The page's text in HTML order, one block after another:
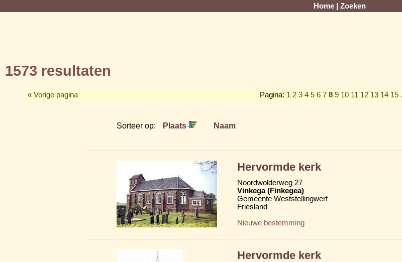
Home Zoeken
1573 resultaten
« Vorige pagina Pagina: 1 2 3 4 5 6 7 8 9 10 11 12 13 14 15
Sorteer op: Plaats Naam
Hervormde kerk
Noordwolderweg 27
Vinkega (Finkegea)
Gemeente Weststellingwerf
Friesland
Nieuwe bestemming
Hervormde kerk